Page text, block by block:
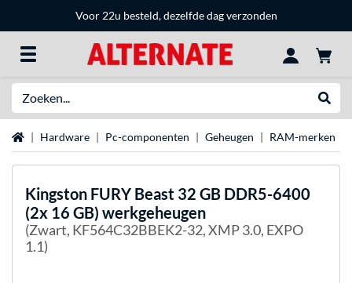
Voor 22u besteld, dezelfde dag verzonden
Home Hardware Pc-componenten Geheugen RAM-merken
Kingston FURY Beast 32 GB DDR5-6400
(2x 16 GB) werkgeheugen
(Zwart, KF564C32BBEK2-32, XMP 3.0, EXPO
1.1)